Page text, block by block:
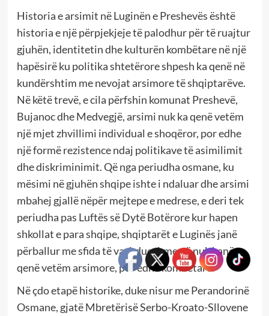
Historia e arsimit në Luginën e Preshevës është
historia e një përpjekjeje të palodhur për të ruajtur
gjuhën, identitetin dhe kulturën kombëtare në një
hapësirë ku politika shtetërore shpesh ka qenë në
kundërshtim me nevojat arsimore të shqiptarëve.
Në këtë trevë, e cila përfshin komunat Preshevë,
Bujanoc dhe Medvegjë, arsimi nuk ka qenë vetëm
një mjet zhvillimi individual e shoqëror, por edhe
një formë rezistence ndaj politikave të asimilimit
dhe diskriminimit. Që nga periudha osmane, ku
mësimi në gjuhën shqipe ishte i ndaluar dhe arsimi
mbahej gjallë nëpër mejtepe e medrese, e deri tek
periudha pas Luftës së Dytë Botërore kur hapen
shkollat e para shqipe, shqiptarët e Luginës janë
përballur me sfida të vazhdueshme që nuk kanë
qenë vetëm arsimore, por edhe kombëtare.
Në çdo etapë historike, duke nisur me Perandorinë
Osmane, gjatë Mbretërisë Serbo-Kroato-Sllovene